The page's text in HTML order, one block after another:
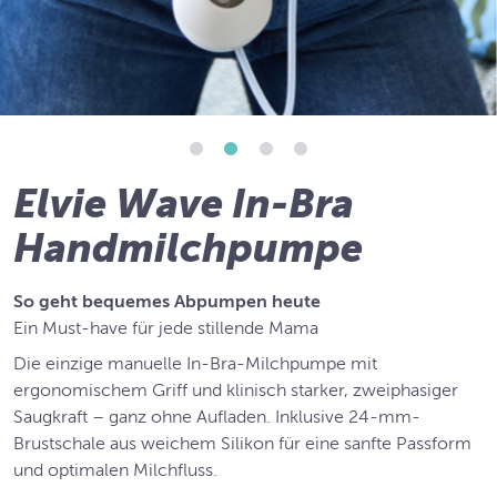
Elvie Wave In-Bra
Handmilchpumpe
So geht bequemes Abpumpen heute
Ein Must-have für jede stillende Mama
Die einzige manuelle In-Bra-Milchpumpe mit
ergonomischem Griff und klinisch starker, zweiphasiger
Saugkraft – ganz ohne Aufladen. Inklusive 24-mm-
Brustschale aus weichem Silikon für eine sanfte Passform
und optimalen Milchfluss.